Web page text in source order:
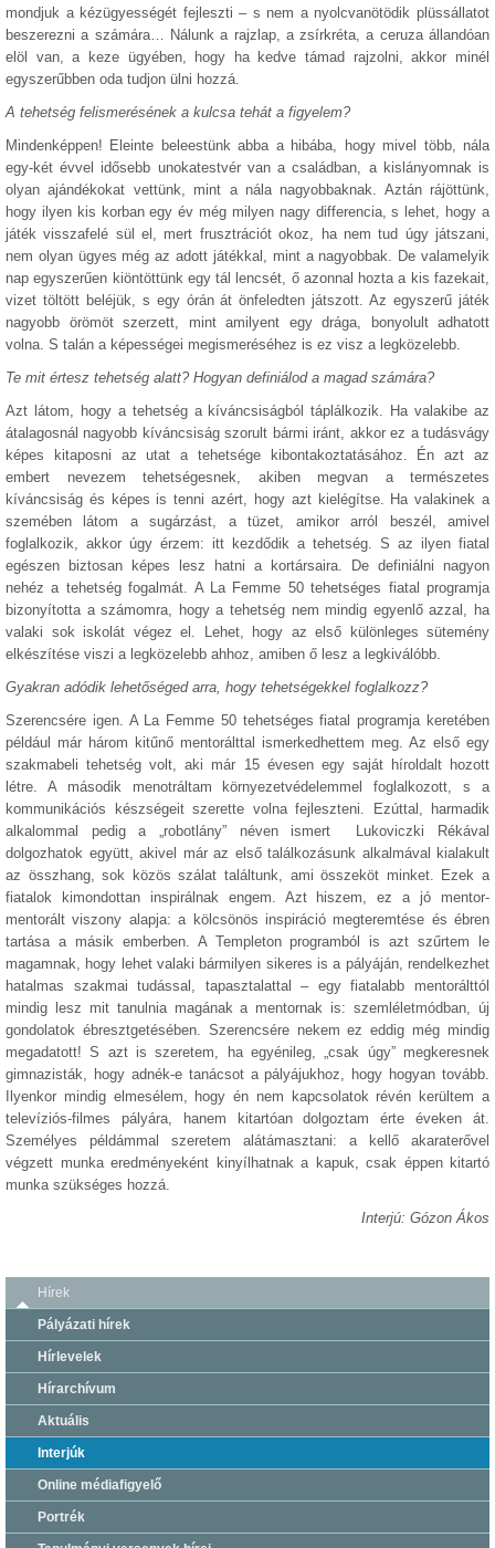
mondjuk a kézügyességét fejleszti – s nem a nyolcvanötödik plüssállatot
beszerezni a számára… Nálunk a rajzlap, a zsírkréta, a ceruza állandóan
elöl van, a keze ügyében, hogy ha kedve támad rajzolni, akkor minél
egyszerűbben oda tudjon ülni hozzá.
A tehetség felismerésének a kulcsa tehát a figyelem?
Mindenképpen! Eleinte beleestünk abba a hibába, hogy mivel több, nála
egy-két évvel idősebb unokatestvér van a családban, a kislányomnak is
olyan ajándékokat vettünk, mint a nála nagyobbaknak. Aztán rájöttünk,
hogy ilyen kis korban egy év még milyen nagy differencia, s lehet, hogy a
játék visszafelé sül el, mert frusztrációt okoz, ha nem tud úgy játszani,
nem olyan ügyes még az adott játékkal, mint a nagyobbak. De valamelyik
nap egyszerűen kiöntöttünk egy tál lencsét, ő azonnal hozta a kis fazekait,
vizet töltött beléjük, s egy órán át önfeledten játszott. Az egyszerű játék
nagyobb örömöt szerzett, mint amilyent egy drága, bonyolult adhatott
volna. S talán a képességei megismeréséhez is ez visz a legközelebb.
Te mit értesz tehetség alatt? Hogyan definiálod a magad számára?
Azt látom, hogy a tehetség a kíváncsiságból táplálkozik. Ha valakibe az
átalagosnál nagyobb kíváncsiság szorult bármi iránt, akkor ez a tudásvágy
képes kitaposni az utat a tehetsége kibontakoztatásához. Én azt az
embert nevezem tehetségesnek, akiben megvan a természetes
kíváncsiság és képes is tenni azért, hogy azt kielégítse. Ha valakinek a
szemében látom a sugárzást, a tüzet, amikor arról beszél, amivel
foglalkozik, akkor úgy érzem: itt kezdődik a tehetség. S az ilyen fiatal
egészen biztosan képes lesz hatni a kortársaira. De definiálni nagyon
nehéz a tehetség fogalmát. A La Femme 50 tehetséges fiatal programja
bizonyította a számomra, hogy a tehetség nem mindig egyenlő azzal, ha
valaki sok iskolát végez el. Lehet, hogy az első különleges sütemény
elkészítése viszi a legközelebb ahhoz, amiben ő lesz a legkiválóbb.
Gyakran adódik lehetőséged arra, hogy tehetségekkel foglalkozz?
Szerencsére igen. A La Femme 50 tehetséges fiatal programja keretében
például már három kitűnő mentorálttal ismerkedhettem meg. Az első egy
szakmabeli tehetség volt, aki már 15 évesen egy saját híroldalt hozott
létre. A második menotráltam környezetvédelemmel foglalkozott, s a
kommunikációs készségeit szerette volna fejleszteni. Ezúttal, harmadik
alkalommal pedig a „robotlány” néven ismert Lukoviczki Rékával
dolgozhatok együtt, akivel már az első találkozásunk alkalmával kialakult
az összhang, sok közös szálat találtunk, ami összeköt minket. Ezek a
fiatalok kimondottan inspirálnak engem. Azt hiszem, ez a jó mentor-
mentorált viszony alapja: a kölcsönös inspiráció megteremtése és ébren
tartása a másik emberben. A Templeton programból is azt szűrtem le
magamnak, hogy lehet valaki bármilyen sikeres is a pályáján, rendelkezhet
hatalmas szakmai tudással, tapasztalattal – egy fiatalabb mentorálttól
mindig lesz mit tanulnia magának a mentornak is: szemléletmódban, új
gondolatok ébresztgetésében. Szerencsére nekem ez eddig még mindig
megadatott! S azt is szeretem, ha egyénileg, „csak úgy” megkeresnek
gimnazisták, hogy adnék-e tanácsot a pályájukhoz, hogy hogyan tovább.
Ilyenkor mindig elmesélem, hogy én nem kapcsolatok révén kerültem a
televíziós-filmes pályára, hanem kitartóan dolgoztam érte éveken át.
Személyes példámmal szeretem alátámasztani: a kellő akaraterővel
végzett munka eredményeként kinyílhatnak a kapuk, csak éppen kitartó
munka szükséges hozzá.
Interjú: Gózon Ákos
Hírek
Pályázati hírek
Hírlevelek
Hírarchívum
Aktuális
Interjúk
Online médiafigyelő
Portrék